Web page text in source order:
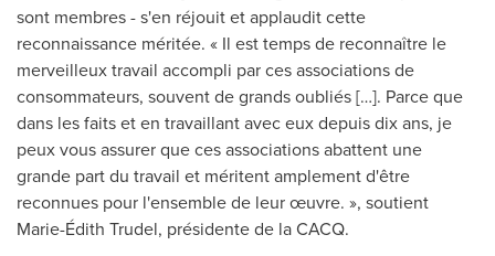
sont membres - s'en réjouit et applaudit cette
reconnaissance méritée. « Il est temps de reconnaître le
merveilleux travail accompli par ces associations de
consommateurs, souvent de grands oubliés […]. Parce que
dans les faits et en travaillant avec eux depuis dix ans, je
peux vous assurer que ces associations abattent une
grande part du travail et méritent amplement d'être
reconnues pour l'ensemble de leur œuvre. », soutient
Marie-Édith Trudel, présidente de la CACQ.